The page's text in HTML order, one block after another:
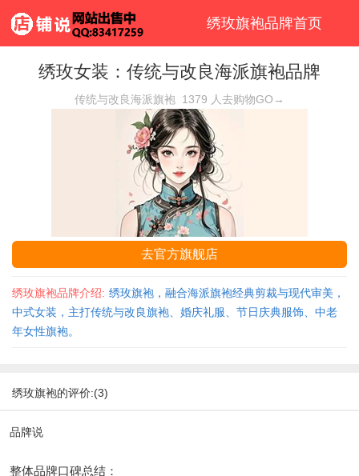
绣玫旗袍品牌首页
绣玫女装：传统与改良海派旗袍品牌
传统与改良海派旗袍 1379 人去购物GO→
去官方旗舰店
绣玫旗袍品牌介绍: 绣玫旗袍，融合海派旗袍经典剪裁与现代审美，
中式女装，主打传统与改良旗袍、婚庆礼服、节日庆典服饰、中老
年女性旗袍。
绣玫旗袍的评价:(3)
品牌说
整体品牌口碑总结：